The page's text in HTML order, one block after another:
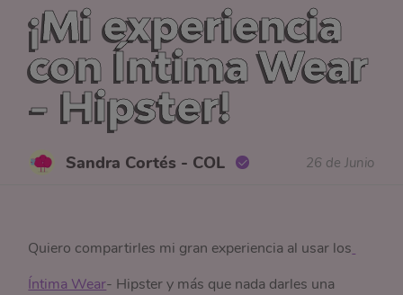
¡Mi experiencia
con Íntima Wear
- Hipster!
Sandra Cortés - COL 26 de Junio
Quiero compartirles mi gran experiencia al usar los
Íntima Wear- Hipster y más que nada darles una